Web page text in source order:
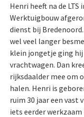
Henri heeft na de
Werktuigbouw
dienst bij
wel veel langer
klein jongetje ging
vrachtwagen. Dan
rijksdaalder mee om
halen. Henri is
ruim 30 jaar een vast
iets eerder